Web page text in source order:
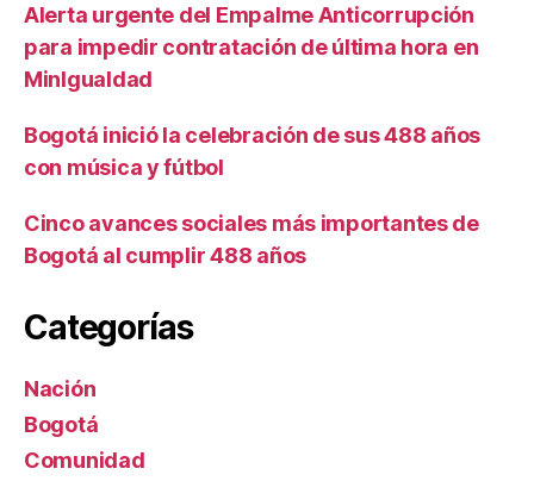
Alerta urgente del Empalme Anticorrupción
para impedir contratación de última hora en
MinIgualdad
Bogotá inició la celebración de sus 488 años
con música y fútbol
Cinco avances sociales más importantes de
Bogotá al cumplir 488 años
Categorías
Nación
Bogotá
Comunidad